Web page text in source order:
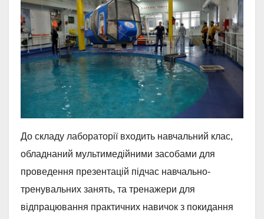
До складу лабораторії входить навчальний клас,
обладнаний мультимедійними засобами для
проведення презентацій підчас навчально-
тренувальних занять, та тренажери для
відпрацювання практичних навичок з покидання